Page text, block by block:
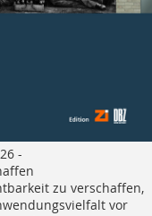
-
zu verschaffen,
vor